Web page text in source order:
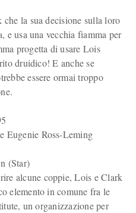
la sua decisione sulla loro
e usa una vecchia fiamma per
progetta di usare Lois
druidico! E anche se
essere ormai troppo
Eugenie Ross-Leming
(Star)
alcune coppie, Lois e Clark
elemento in comune fra le
un organizzazione per